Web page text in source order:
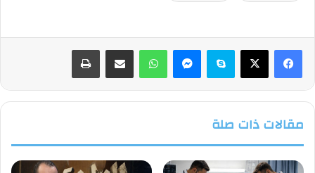
فيسبوك سكايب واتساب
مقالات ذات صلة